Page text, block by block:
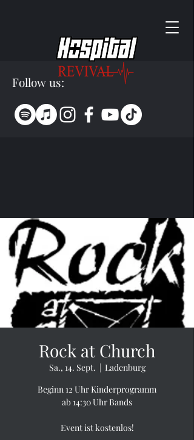
Follow us:
Rock at Church
Sa., 14. Sept.
  |
Ladenburg
Beginn 12 Uhr Kinderprogramm
ab 14:30 Uhr Bands
Event ist kostenlos!